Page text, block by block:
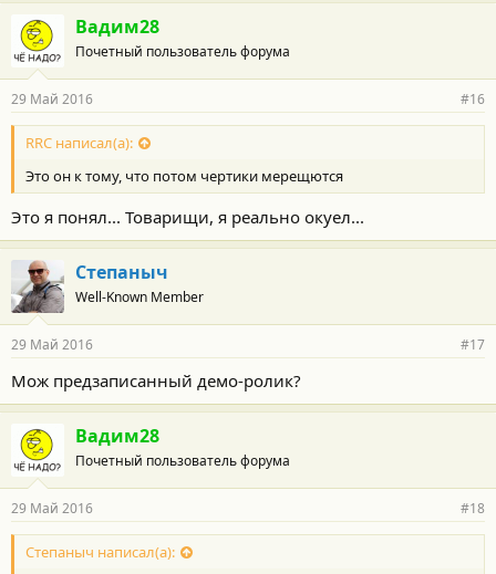
Вадим28
Почетный пользователь форума
29 Май 2016 #16
RRC написал(а):
Это он к тому, что потом чертики мерещются
Это я понял... Товарищи, я реально окуел...
Степаныч
Well-Known Member
29 Май 2016 #17
Мож предзаписанный демо-ролик?
Вадим28
Почетный пользователь форума
29 Май 2016 #18
Степаныч написал(а):